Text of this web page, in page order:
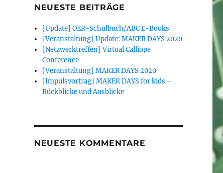
NEUESTE BEITRÄGE
[Update] OER-Schulbuch/ABC E-Books
[Veranstaltung] Update: MAKER DAYS 2020
[Netzwerktreffen] Virtual Calliope
Conference
[Veranstaltung] MAKER DAYS 2020
[Impulsvortrag] MAKER DAYS for kids –
Rückblicke und Ausblicke
NEUESTE KOMMENTARE